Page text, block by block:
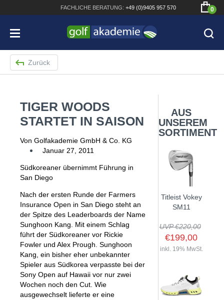
FACHLICHE BERATUNG: +49 (0)9405 957 570 0
Bridgestone JGR Driver 2018
Cobra King F8+ Driver
Titleist Pro V1x mit gratis Schriftaufdruck
Bennington Waterproof QO14 Sport Cartbag
SHOP
GOLFSCHLÄGER
Zurück
TIGER WOODS
STARTET IN SAISON
Von Golfakademie GmbH & Co. KG
Januar 27, 2011
Südkoreaner übernimmt Führung in
San Diego
Nach der ersten Runde der Farmers
Insurance Open in San Diego steht an
der Spitze des Leaderboards der Name
Sunghoon Kang. Mit einem Schlag
führt der Südkoreaner vor Rickie
Fowler und Alex Prough. Sunghoon
Kang, ein bisher eher unbekannter
Spieler aus Südkorea verpasste bei der
Sony Open auf Hawaii vor nur zwei
Wochen noch den Cut. Wie
ausgewechselt lieferte er eine
AUS
UNSEREM
SORTIMENT
Titleist Vokey
SM11
UVP €220,00
€199,00
inkl. 19% MwSt.